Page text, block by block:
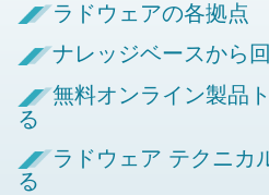
ラドウェアの各拠点
ナレッジベースから
無料オンライン製品
る
ラドウェア テクニカ
る